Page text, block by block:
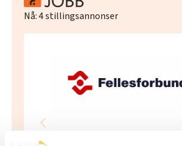
Nå:4stillingsannonser
Regionleder Region